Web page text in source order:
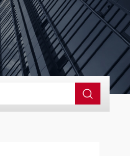
便携式移动液压系统总成 提升机